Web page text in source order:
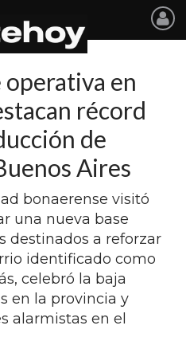
operativa en
récord
de
Aires
bonaerense visitó
una nueva base
destinados a reforzar
identificado como
celebró la baja
en la provincia y
alarmistas en el